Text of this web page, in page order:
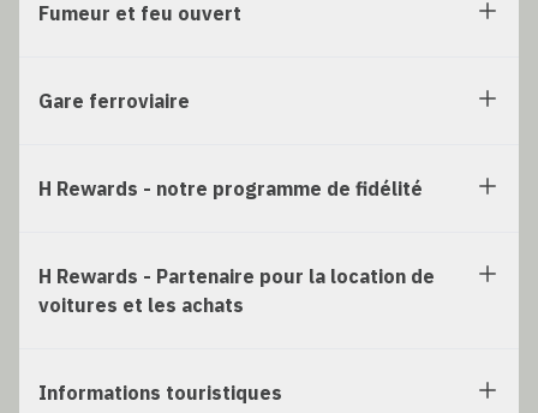
Fumeur et feu ouvert
Gare ferroviaire
H Rewards - notre programme de fidélité
H Rewards - Partenaire pour la location de
voitures et les achats
Informations touristiques